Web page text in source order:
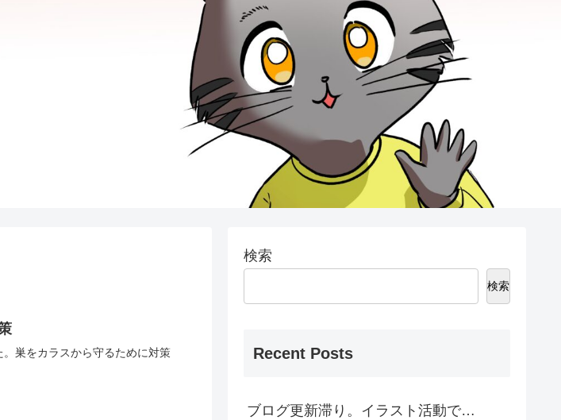
巣をカラスから守るために対策
検索
検索
Recent Posts
ブログ更新滞り。イラスト活動で…